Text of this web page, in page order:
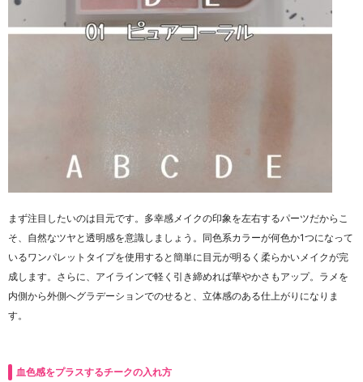
まず注目したいのは目元です。多幸感メイクの印象を左右するパーツだからこ
そ、自然なツヤと透明感を意識しましょう。同色系カラーが何色か1つになって
いるワンパレットタイプを使用すると簡単に目元が明るく柔らかいメイクが完
成します。さらに、アイラインで軽く引き締めれば華やかさもアップ。ラメを
内側から外側へグラデーションでのせると、立体感のある仕上がりになりま
す。
血色感をプラスするチークの入れ方